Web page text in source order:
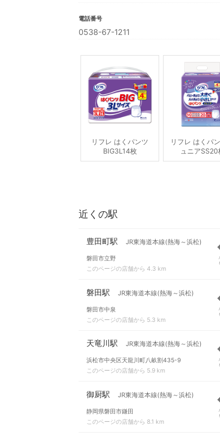
電話番号
0538-67-1211
リフレ はくパンツ
BIG3L14枚
リフレ はくパ
ュニアSS20
近くの駅
豊田町駅 JR東海道本線(熱海～浜松)
磐田市立野
このページの店舗から 4.3 km
磐田駅 JR東海道本線(熱海～浜松)
磐田市中泉
このページの店舗から 5.3 km
天竜川駅 JR東海道本線(熱海～浜松)
浜松市中央区天龍川町八畝割435-9
このページの店舗から 5.9 km
御厨駅 JR東海道本線(熱海～浜松)
静岡県磐田市鎌田
このページの店舗から 8.1 km